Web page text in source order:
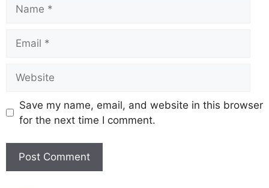
Save my name, email, and website in this browser
for the next time I comment.